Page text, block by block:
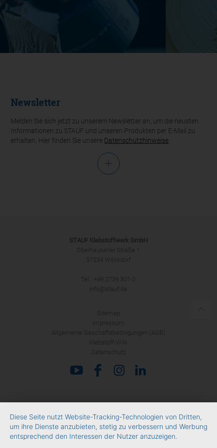
Newsletter
Melden Sie sich jetzt zu unserem Newsletter an, um die neusten
Informationen zu STAUF und unseren Produkten per E-Mail zu
erhalten. Hier finden Sie unsere Datenschutzhinweise.
STAUF Klebstoffwerk GmbH
Oberhausener Straße 1
57234 Wilnsdorf
Tel.: +49 2739 301-0
info@stauf.de
Sitemap
Impressum
Allgemeine Geschäftsbedingungen (AGB)
Klebstoff-Wiki
Datenschutz
Diese Seite nutzt Website-Tracking-Technologien von Dritten,
um ihre Dienste anzubieten, stetig zu verbessern und Werbung
entsprechend den Interessen der Nutzer anzuzeigen.